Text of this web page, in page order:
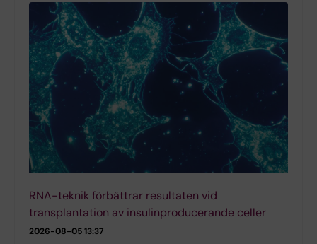
RNA-teknik förbättrar resultaten vid
transplantation av insulinproducerande celler
2026-08-05 13:37